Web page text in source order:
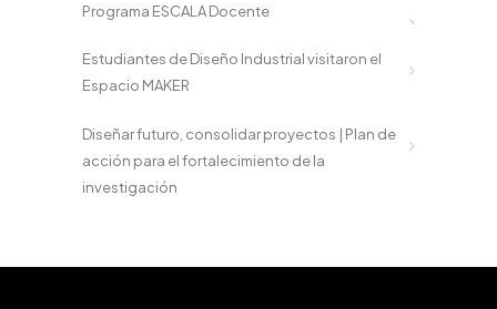
Programa ESCALA Docente
Estudiantes de Diseño Industrial visitaron el
Espacio MAKER
Diseñar futuro, consolidar proyectos | Plan de
acción para el fortalecimiento de la
investigación